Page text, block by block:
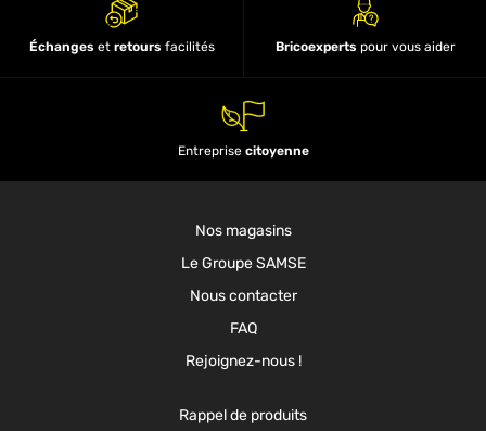
Échanges et retours facilités Bricoexperts pour vous aider
Entreprise citoyenne
Nos magasins
Le Groupe SAMSE
Nous contacter
FAQ
Rejoignez-nous !
Rappel de produits